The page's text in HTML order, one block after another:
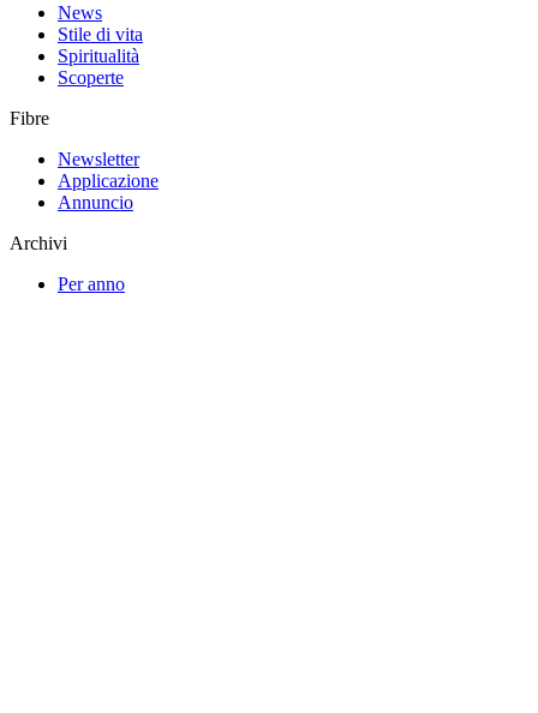
News
Stile di vita
Spiritualità
Scoperte
Fibre
Newsletter
Applicazione
Annuncio
Archivi
Per anno